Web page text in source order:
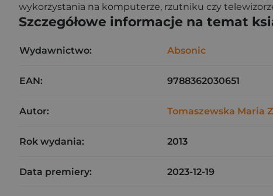
wykorzystania na komputerze, rzutniku czy
Szczegółowe informacje na temat
Wydawnictwo: Absonic
EAN: 9788362030651
Autor: Tomaszewska Maria
Rok wydania: 2013
Data premiery: 2023-12-19